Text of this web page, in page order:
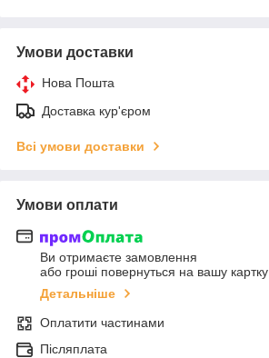
Умови доставки
Нова Пошта
Доставка кур'єром
Всі умови доставки
Умови оплати
Ви отримаєте замовлення
або гроші повернуться на вашу картку
Детальніше
Оплатити частинами
Післяплата